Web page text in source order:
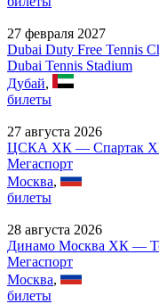
27 февраля 2027
Dubai Duty Free Tennis
Dubai Tennis Stadium
Дубай,
билеты
27 августа 2026
ЦСКА ХК — Спартак
Мегаспорт
Москва,
билеты
28 августа 2026
Динамо Москва ХК —
Мегаспорт
Москва,
билеты